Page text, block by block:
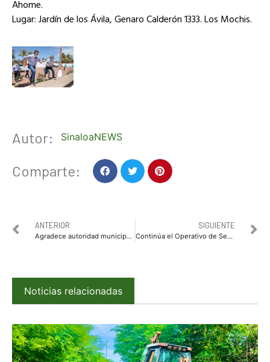
Ahome.
Lugar: Jardín de los Ávila, Genaro Calderón 1333. Los Mochis.
Autor: SinaloaNEWS
Comparte:
ANTERIOR
Agradece autoridad municipal ejemplar comportamiento de ciudadanía en esta Semana Santa, y hace llamado a seguir respetando los operativos
SIGUIENTE
Continúa el Operativo de Seguridad de Semana Santa; Grupo Élite de la PEP asegura a dos personas con armas en Altata
Noticias relacionadas